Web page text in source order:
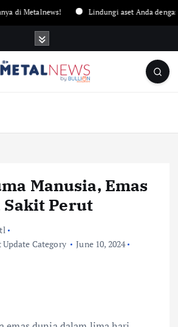
Lindungi aset Anda dengan
Manusia, Emas
Sakit Perut
Update Category
June 10, 2024